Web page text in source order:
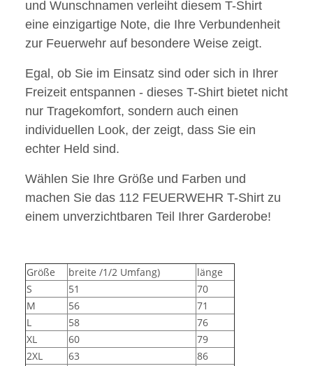
und Wunschnamen verleiht diesem T-Shirt
eine einzigartige Note, die Ihre Verbundenheit
zur Feuerwehr auf besondere Weise zeigt.
Egal, ob Sie im Einsatz sind oder sich in Ihrer
Freizeit entspannen - dieses T-Shirt bietet nicht
nur Tragekomfort, sondern auch einen
individuellen Look, der zeigt, dass Sie ein
echter Held sind.
Wählen Sie Ihre Größe und Farben und
machen Sie das 112 FEUERWEHR T-Shirt zu
einem unverzichtbaren Teil Ihrer Garderobe!
Größe breite /1/2 Umfang)
länge
S
51
70
M
56
71
L
58
76
XL
60
79
2XL
63
86